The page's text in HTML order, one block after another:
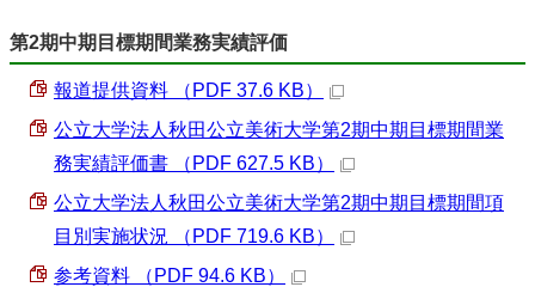
第2期中期目標期間業務実績評価
報道提供資料 （PDF 37.6 KB）
公立大学法人秋田公立美術大学第2期中期目標期間業
務実績評価書 （PDF 627.5 KB）
公立大学法人秋田公立美術大学第2期中期目標期間項
目別実施状況 （PDF 719.6 KB）
参考資料 （PDF 94.6 KB）